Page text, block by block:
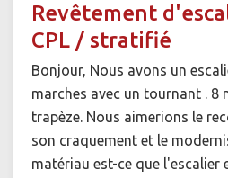
Revêtement
CPL / stratifié
Bonjour, Nous avons un
marches avec un tournant . 8
trapèze. Nous aimerions le
son craquement et le
matériau est-ce que l'escalier